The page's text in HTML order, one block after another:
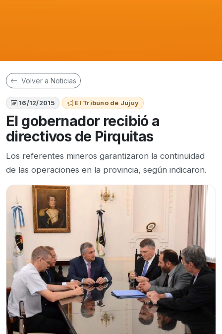
Volver a Noticias
16/12/2015 El Tribuno de Jujuy
El gobernador recibió a
directivos de Pirquitas
Los referentes mineros garantizaron la continuidad
de las operaciones en la provincia, según indicaron.